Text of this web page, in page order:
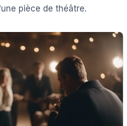
pièce de théâtre.